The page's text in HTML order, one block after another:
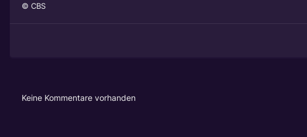
© CBS
Keine Kommentare vorhanden